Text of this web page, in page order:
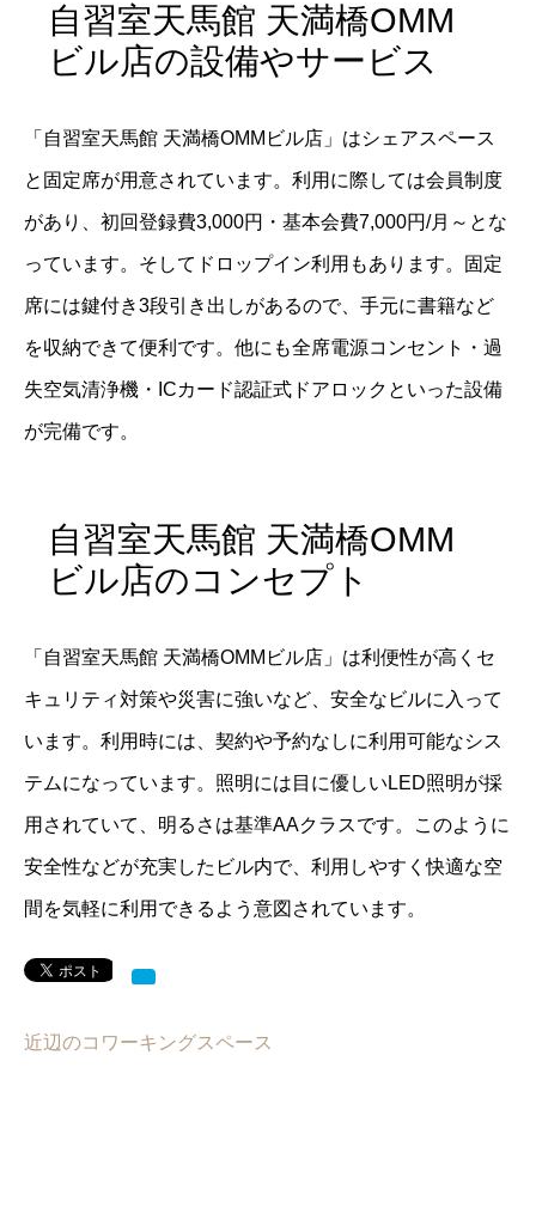
自習室天馬館 天満橋OMM
ビル店の設備やサービス
「自習室天馬館 天満橋OMMビル店」はシェアスペース
と固定席が用意されています。利用に際しては会員制度
があり、初回登録費3,000円・基本会費7,000円/月～とな
っています。そしてドロップイン利用もあります。固定
席には鍵付き3段引き出しがあるので、手元に書籍など
を収納できて便利です。他にも全席電源コンセント・過
失空気清浄機・ICカード認証式ドアロックといった設備
が完備です。
自習室天馬館 天満橋OMM
ビル店のコンセプト
「自習室天馬館 天満橋OMMビル店」は利便性が高くセ
キュリティ対策や災害に強いなど、安全なビルに入って
います。利用時には、契約や予約なしに利用可能なシス
テムになっています。照明には目に優しいLED照明が採
用されていて、明るさは基準AAクラスです。このように
安全性などが充実したビル内で、利用しやすく快適な空
間を気軽に利用できるよう意図されています。
近辺のコワーキングスペース